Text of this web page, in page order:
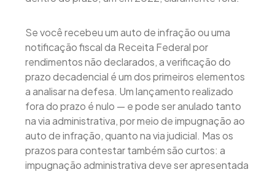
Se você recebeu um auto de infração ou uma
notificação fiscal da Receita Federal por
rendimentos não declarados, a verificação do
prazo decadencial é um dos primeiros elementos
a analisar na defesa. Um lançamento realizado
fora do prazo é nulo — e pode ser anulado tanto
na via administrativa, por meio de impugnação ao
auto de infração, quanto na via judicial. Mas os
prazos para contestar também são curtos: a
impugnação administrativa deve ser apresentada